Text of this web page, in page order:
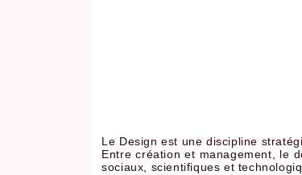
Le Design est une discipline
Entre création et management, le
sociaux, scientifiques et